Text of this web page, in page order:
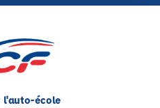
l'auto-école